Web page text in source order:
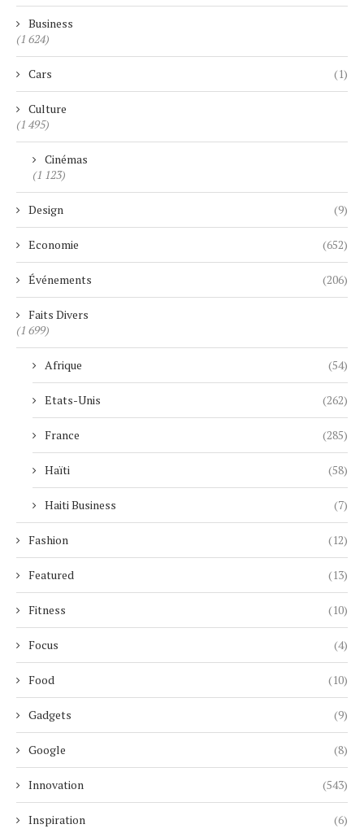
Business
(1 624)
Cars (1)
Culture
(1 495)
Cinémas
(1 123)
Design (9)
Economie (652)
Événements (206)
Faits Divers
(1 699)
Afrique (54)
Etats-Unis (262)
France (285)
Haïti (58)
Haiti Business (7)
Fashion (12)
Featured (13)
Fitness (10)
Focus (4)
Food (10)
Gadgets (9)
Google (8)
Innovation (543)
Inspiration (6)